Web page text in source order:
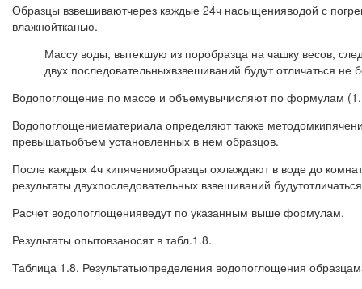
Образцы взвешиваютчерез каждые 24ч насыщенияводой с
влаж­нойтканью.
Массу воды, вытекшую из поробразца на чашку весов,
двух последовательныхвзвешиваний будут отличаться не
Водопоглощение по массе и объемувычисляют по формулам
Водопоглощениематериала определяют также
превышатьобъем установленных в нем образцов.
После каждых 4ч кипяченияобразцы охлаждают в воде до
результаты двухпоследовательных взве­шиваний
Расчет водопоглощенияведут по указанным выше формулам.
Результаты опытовзаносят в табл.1.8.
Таблица 1.8. Результатыопределения водопоглощения